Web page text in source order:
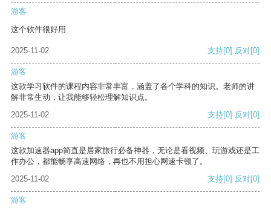
游客
这个软件很好用
2025-11-02 支持[0] 反对[0]
游客
这款学习软件的课程内容非常丰富，涵盖了各个学科的知识。老师的讲
解非常生动，让我能够轻松理解知识点。
2025-11-02
支持[0] 反对[0]
游客
这款加速器app简直是居家旅行必备神器，无论是看视频、玩游戏还是工
作办公，都能畅享高速网络，再也不用担心网速卡顿了。
2025-11-02
支持[0] 反对[0]
游客